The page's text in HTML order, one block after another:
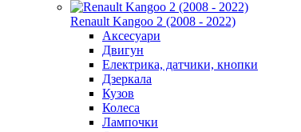
Renault Kangoo 2 (2008 - 2022)
Аксесуари
Двигун
Електрика, датчики, кнопки
Дзеркала
Кузов
Колеса
Лампочки